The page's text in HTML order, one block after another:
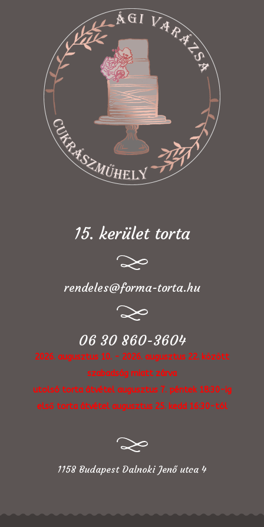
15. kerület torta
rendeles@forma-torta.hu
06 30 860-3604
2026. augusztus 10. - 2026. augusztus 22. között
szabadság miatt zárva
utolsó torta átvétel augusztus 7. péntek 18:30-ig
első torta átvétel augusztus 25. kedd 16:30-tól
1158 Budapest Dalnoki Jenő utca 4